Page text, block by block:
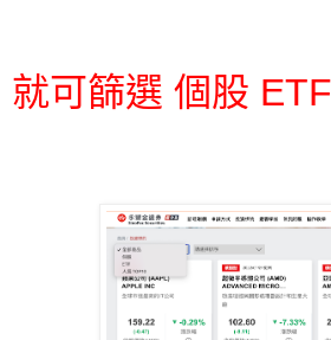
就可篩選 個股